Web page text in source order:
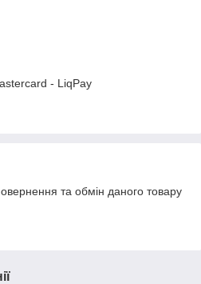
- LiqPay
та обмін даного товару